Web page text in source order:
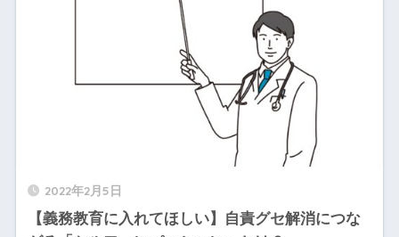
2022年2月5日
【義務教育に入れてほしい】自責グセ解消につな